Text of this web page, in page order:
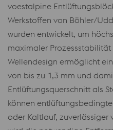
voestalpine
Werkstoffen von Böhler/
wurden entwickelt, um
maximaler
Wellendesign ermöglicht
von bis zu 1,3 mm und
Entlüftungsquerschnitt als
können
oder Kaltlauf, zuverlässiger